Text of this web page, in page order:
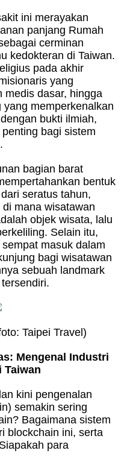
ini merayakan
panjang Rumah
cerminan
kedokteran di Taiwan.
pada akhir
yang
medis dasar, hingga
memperkenalkan
bukti ilmiah,
bagi sistem
bagian barat
bentuk
seratus tahun,
mana wisatawan
objek wisata, lalu
Selain itu,
masuk dalam
bagi wisatawan
sebuah landmark
Taipei Travel)
Mengenal Industri
Taiwan
kini pengenalan
semakin sering
Bagaimana sistem
blockchain ini, serta
para